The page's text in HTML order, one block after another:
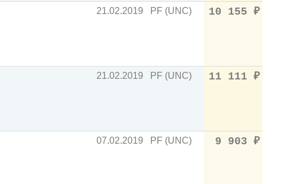
21.02.2019 PF (UNC) 10 155 ₽
21.02.2019 PF (UNC) 11 111 ₽
07.02.2019 PF (UNC) 9 903 ₽